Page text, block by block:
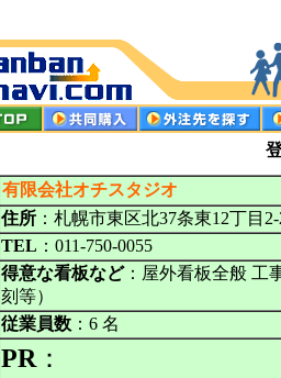
有限会社オチスタジオ
住所 ：札幌市東区北37条東12丁目
TEL ：011-750-0055
得意な看板など：屋外看板全般 工
刻等）
従業員数 ：6 名
PR ：